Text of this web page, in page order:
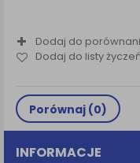
Dodaj do
Dodaj do listy
Porównaj (0)
INFORMACJE